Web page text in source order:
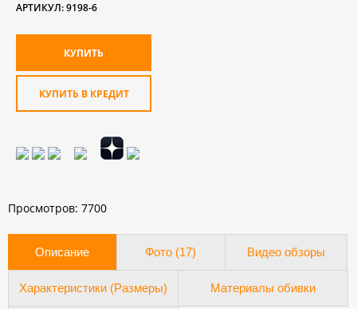
АРТИКУЛ:9198-6
КУПИТЬ В КРЕДИТ
Просмотров: 7700
Описание Фото (17) Видео обзоры
Характеристики (Размеры) Материалы обивки